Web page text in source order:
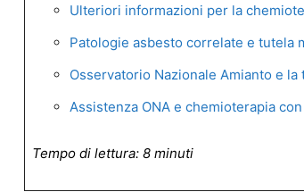
Ulteriori informazioni per la
Patologie asbesto correlate e tutela
Osservatorio Nazionale Amianto e
Assistenza ONA e chemioterapia
Tempo di lettura: 8 minuti